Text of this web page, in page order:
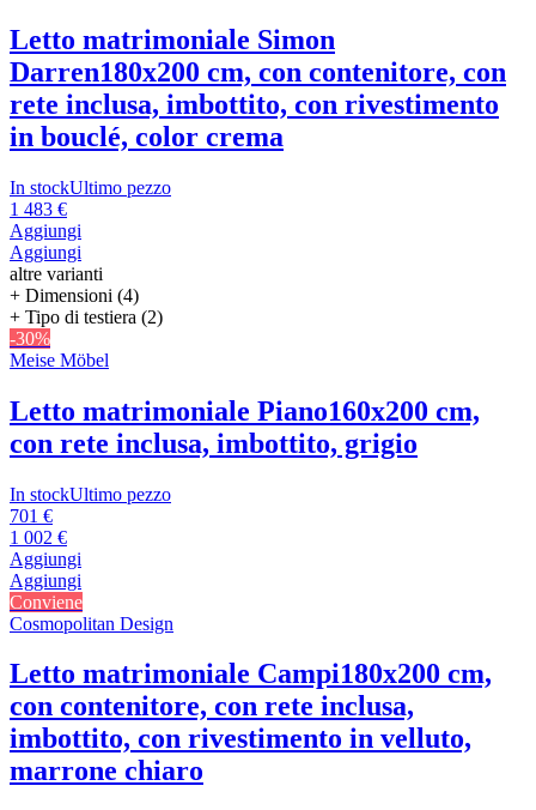
Letto matrimoniale Simon
Darren180x200 cm, con contenitore, con
rete inclusa, imbottito, con rivestimento
in bouclé, color crema
In stockUltimo pezzo
1 483 €
Aggiungi
Aggiungi
altre varianti
+ Dimensioni (4)
+ Tipo di testiera (2)
-30%
Meise Möbel
Letto matrimoniale Piano160x200 cm,
con rete inclusa, imbottito, grigio
In stockUltimo pezzo
701 €
1 002 €
Aggiungi
Aggiungi
Conviene
Cosmopolitan Design
Letto matrimoniale Campi180x200 cm,
con contenitore, con rete inclusa,
imbottito, con rivestimento in velluto,
marrone chiaro